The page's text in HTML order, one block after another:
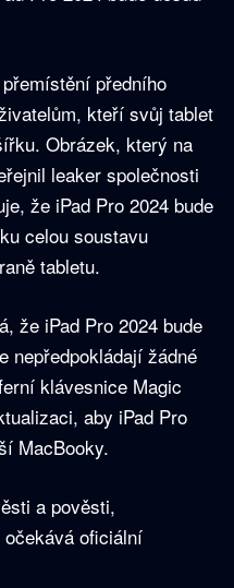
předního
kteří svůj tablet
Obrázek, který na
leaker společnosti
že iPad Pro 2024 bude
celou soustavu
tabletu.
že iPad Pro 2024 bude
nepředpokládají žádné
klávesnice Magic
aby iPad Pro
MacBooky.
a pověsti,
oficiální